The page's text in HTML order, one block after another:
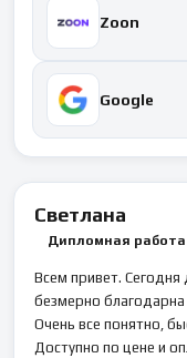
Zoon
Google
Светлана
Дипломная работа
Всем привет.
безмерно
Очень все понятно,
Доступно по цене и